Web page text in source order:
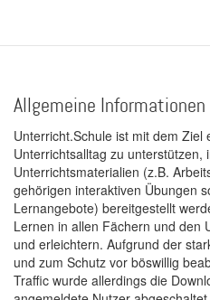
Allgemeine
Unterricht.Schule ist mit dem
Unterrichtsalltag zu unterstützen,
Unterrichtsmaterialien (z.B.
gehörigen interaktiven Übungen
Lernangebote) bereitgestellt
Lernen in allen Fächern und den
und erleichtern. Aufgrund der
und zum Schutz vor böswillig
Traffic wurde allerdings die